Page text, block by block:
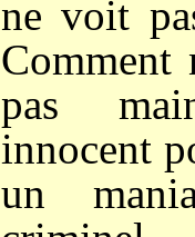
ne voit
Comment
pas
innocent
un